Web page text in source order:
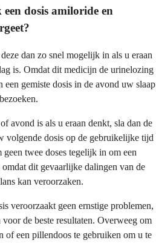
dosis amiloride en
dan zo snel mogelijk in als u eraan
is. Omdat dit medicijn de urinelozing
gemiste dosis in de avond uw slaap
avond is als u eraan denkt, sla dan de
volgende dosis op de gebruikelijke tijd
twee doses tegelijk in om een
omdat dit gevaarlijke dalingen van de
kan veroorzaken.
veroorzaakt geen ernstige problemen,
de beste resultaten. Overweeg om
of een pillendoos te gebruiken om u te